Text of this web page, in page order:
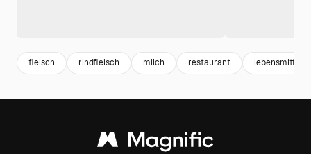
fleisch rindfleisch milch restaurant lebensmittel